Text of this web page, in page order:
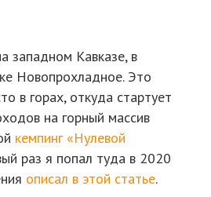
западном Кавказе, в
Новопрохладное. Это
в горах, откуда стартует
на горный массив
кемпинг «Нулевой
раз я попал туда в 2020
описал в этой статье.